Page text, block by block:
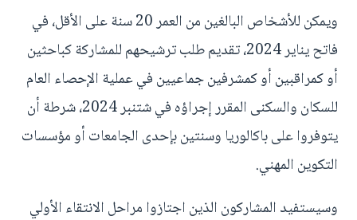
ويمكن للأشخاص البالغين من العمر 20 سنة على الأقل، في
فاتح يناير 2024، تقديم طلب ترشيحهم للمشاركة كباحثين
أو كمراقبين أو كمشرفين جماعيين في عملية الإحصاء العام
للسكان والسكنى المقرر إجراؤه في شتنبر 2024، شرطة أن
يتوفروا على باكالوريا وسنتين بإحدى الجامعات أو مؤسسات
التكوين المهني.
وسيستفيد المشاركون الذين اجتازوا مراحل الانتقاء الأولي